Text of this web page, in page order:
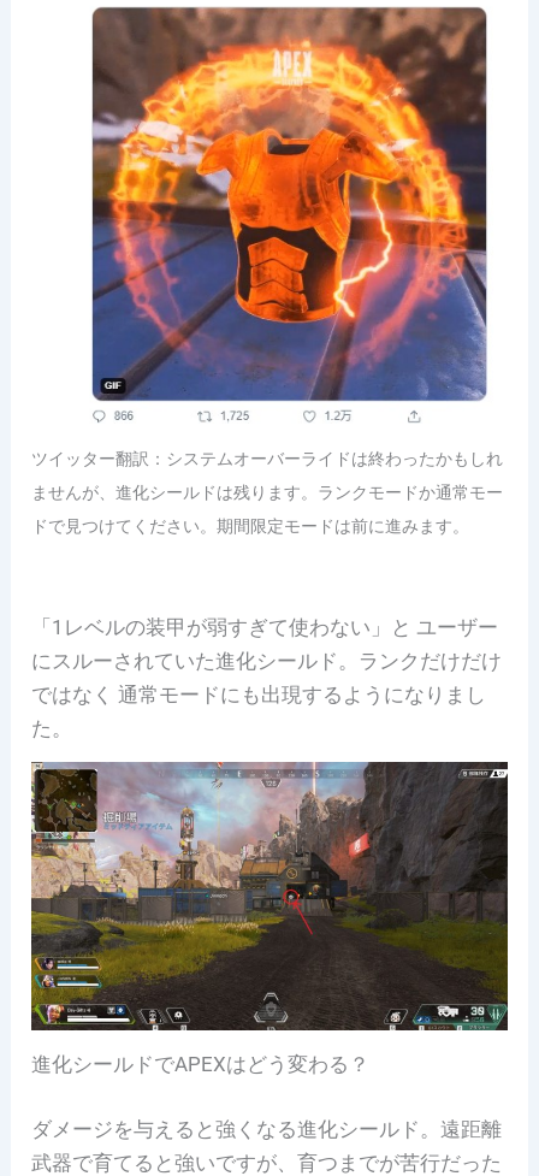
ツイッター翻訳：システムオーバーライドは終わったかもしれ
ませんが、進化シールドは残ります。ランクモードか通常モー
ドで見つけてください。期間限定モードは前に進みます。
「1レベルの装甲が弱すぎて使わない」と ユーザー
にスルーされていた進化シールド。ランクだけだけ
ではなく 通常モードにも出現するようになりまし
た。
進化シールドでAPEXはどう変わる？
ダメージを与えると強くなる進化シールド。遠距離
武器で育てると強いですが、育つまでが苦行だった